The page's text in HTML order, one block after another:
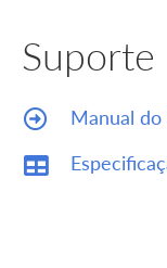
Suporte
Manual